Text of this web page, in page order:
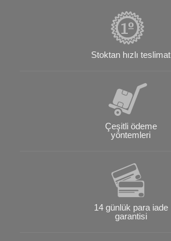
Stoktan hızlı teslimat
Çeşitli ödeme
yöntemleri
14 günlük para iade
garantisi